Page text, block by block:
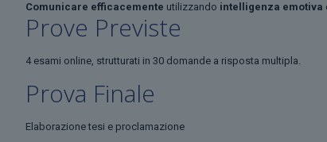
Comunicare efficacemente utilizzando intelligenza emotiva
Prove Previste
4 esami online, strutturati in 30 domande a risposta multipla.
Prova Finale
Elaborazione tesi e proclamazione